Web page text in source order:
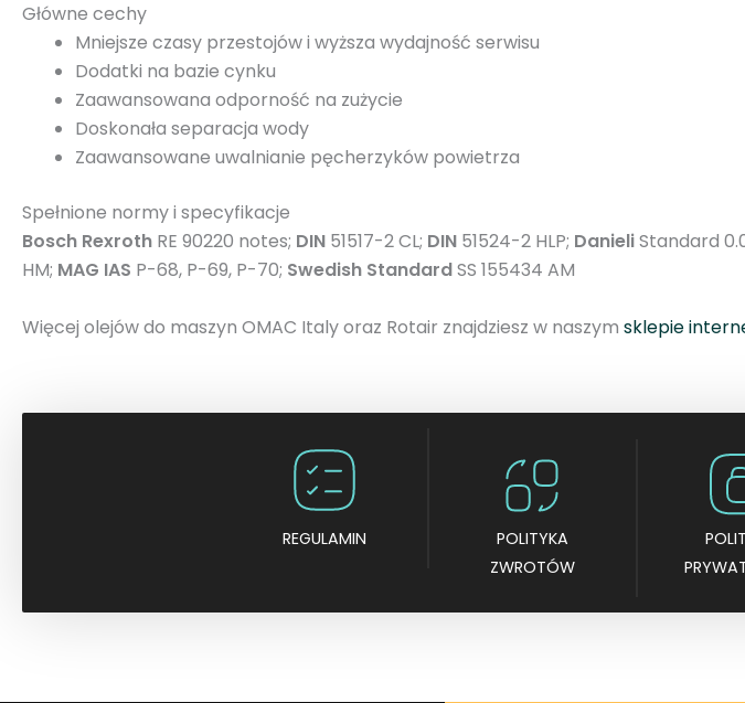
Główne cechy
Mniejsze czasy przestojów i wyższa wydajność serwisu
Dodatki na bazie cynku
Zaawansowana odporność na zużycie
Doskonała separacja wody
Zaawansowane uwalnianie pęcherzyków powietrza
Spełnione normy i specyfikacje
Bosch Rexroth RE 90220 notes; DIN 51517-2 CL; DIN 51524-2 HLP; DanieliStandard
HM; MAG IAS P-68, P-69, P-70; Swedish StandardSS 155434 AM
Więcej olejów do maszyn OMAC Italy oraz Rotair znajdziesz w naszym sklepie
REGULAMIN
POLITYKA
ZWROTÓW